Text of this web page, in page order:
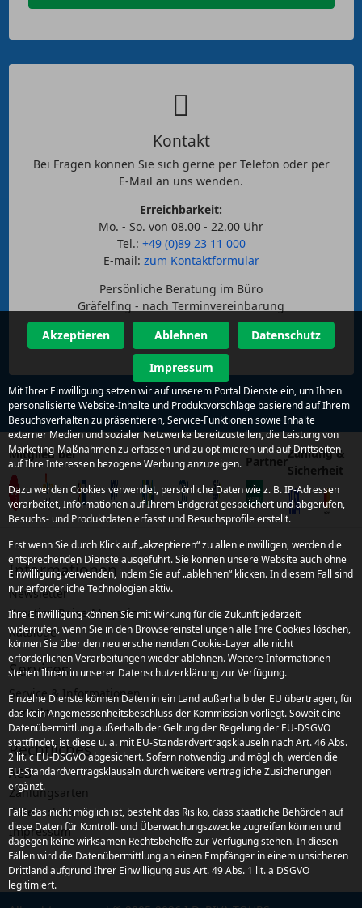
Kontakt
Bei Fragen können Sie sich gerne per Telefon oder per
E-Mail an uns wenden.
Erreichbarkeit:
Mo. - So. von 08.00 - 22.00 Uhr
Tel.: +49 (0)89 23 11 000
E-mail: zum Kontaktformular
Persönliche Beratung im Büro
Gräfelfing - nach Terminvereinbarung
Mitglied bei Partner
Zahlung &
Sicherheit
Informationen
Newsletter
Kroatien Reise-Magazin
Kataloge
Services
Service & Informationen
Kontakt
Rechtliches
AGB
Zahlungsarten
Datenschutz
Impressum
Akzeptieren Ablehnen Datenschutz
Impressum
Mit Ihrer Einwilligung setzen wir auf unserem Portal Dienste ein, um Ihnen
personalisierte Website-Inhalte und Produktvorschläge basierend auf Ihrem
Besuchsverhalten zu präsentieren, Service-Funktionen sowie Inhalte
externer Medien und sozialer Netzwerke bereitzustellen, die Leistung von
Marketing-Maßnahmen zu erfassen und zu optimieren und auf Drittseiten
auf Ihre Interessen bezogene Werbung anzuzeigen.
Dazu werden Cookies verwendet, persönliche Daten wie z. B. IP-Adressen
verarbeitet, Informationen auf Ihrem Endgerät gespeichert und abgerufen,
Besuchs- und Produktdaten erfasst und Besuchsprofile erstellt.
Erst wenn Sie durch Klick auf „akzeptieren“ zu allen einwilligen, werden die
entsprechenden Dienste ausgeführt. Sie können unsere Website auch ohne
Einwilligung verwenden, indem Sie auf „ablehnen“ klicken. In diesem Fall sind
nur erforderliche Technologien aktiv.
Ihre Einwilligung können Sie mit Wirkung für die Zukunft jederzeit
widerrufen, wenn Sie in den Browsereinstellungen alle Ihre Cookies löschen,
können Sie über den neu erscheinenden Cookie-Layer alle nicht
erforderlichen Verarbeitungen wieder ablehnen. Weitere Informationen
stehen Ihnen in unserer Datenschutzerklärung zur Verfügung.
Einzelne Dienste können Daten in ein Land außerhalb der EU übertragen, für
das kein Angemessenheitsbeschluss der Kommission vorliegt. Soweit eine
Datenübermittlung außerhalb der Geltung der Regelung der EU-DSGVO
stattfindet, ist diese u. a. mit EU-Standardvertragsklauseln nach Art. 46 Abs.
2 lit. c EU-DSGVO abgesichert. Sofern notwendig und möglich, werden die
EU-Standardvertragsklauseln durch weitere vertragliche Zusicherungen
ergänzt.
Falls das nicht möglich ist, besteht das Risiko, dass staatliche Behörden auf
diese Daten für Kontroll- und Überwachungszwecke zugreifen können und
dagegen keine wirksamen Rechtsbehelfe zur Verfügung stehen. In diesen
Fällen wird die Datenübermittlung an einen Empfänger in einem unsicheren
Drittland aufgrund Ihrer Einwilligung aus Art. 49 Abs. 1 lit. a DSGVO
legitimiert.